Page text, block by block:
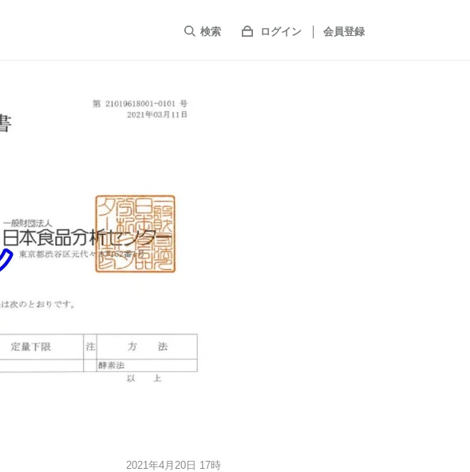
検索 ログイン 会員登録
2021年4月20日 17時